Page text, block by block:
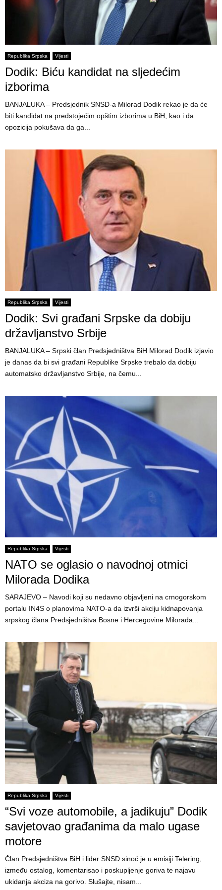
Republika Srpska Vijesti
Dodik: Biću kandidat na sljedećim
izborima
BANJALUKA – Predsjednik SNSD-a Milorad Dodik rekao je da će
biti kandidat na predstojećim opštim izborima u BiH, kao i da
opozicija pokušava da ga...
Republika Srpska Vijesti
Dodik: Svi građani Srpske da dobiju
državljanstvo Srbije
BANJALUKA – Srpski član Predsjedništva BiH Milorad Dodik izjavio
je danas da bi svi građani Republike Srpske trebalo da dobiju
automatsko državljanstvo Srbije, na čemu...
Republika Srpska Vijesti
NATO se oglasio o navodnoj otmici
Milorada Dodika
SARAJEVO – Navodi koji su nedavno objavljeni na crnogorskom
portalu IN4S o planovima NATO-a da izvrši akciju kidnapovanja
srpskog člana Predsjedništva Bosne i Hercegovine Milorada...
Republika Srpska Vijesti
“Svi voze automobile, a jadikuju” Dodik
savjetovao građanima da malo ugase
motore
Član Predsjedništva BiH i lider SNSD sinoć je u emisiji Telering,
između ostalog, komentarisao i poskupljenje goriva te najavu
ukidanja akciza na gorivo. Slušajte, nisam...